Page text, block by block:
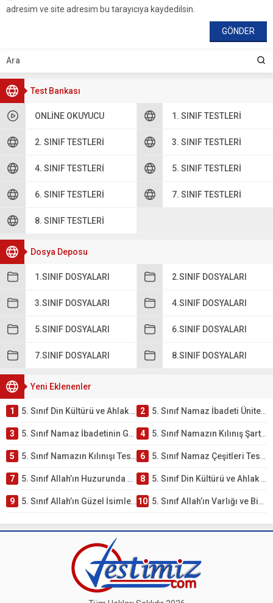
Test Bankası
ONLINE OKUYUCU 1. SINIF TESTLERI
2. SINIF TESTLERI 3. SINIF TESTLERI
4. SINIF TESTLERI 5. SINIF TESTLERI
6. SINIF TESTLERI 7. SINIF TESTLERI
8. SINIF TESTLERI
Dosya Deposu
1.SINIF DOSYALARI 2.SINIF DOSYALARI
3.SINIF DOSYALARI 4.SINIF DOSYALARI
5.SINIF DOSYALARI 6.SINIF DOSYALARI
7.SINIF DOSYALARI 8.SINIF DOSYALARI
Yeni Eklenenler
1 5. Sınıf Din Kültürü ve Ahlak Bilgisi 2. Ünite: Namaz İbadeti Çalışmaları 2 5. Sınıf Namaz İbadeti Ünite Testi – Online Çöz
3 5. Sınıf Namaz İbadetinin Getirdiği Faydalar Testi 4 5. Sınıf Namazın Kılınış Şartları Testi
5 5. Sınıf Namazın Kılınışı Testi – Online Çöz 6 5. Sınıf Namaz Çeşitleri Testi – Online Çöz
7 5. Sınıf Allah’ın Huzurunda Olmak – Namaz İbadeti Testi 8 5. Sınıf Din Kültürü ve Ahlak Bilgisi 1. Ünite: Allah İnancı Çalışmaları
9 5. Sınıf Allah’ın Güzel İsimleri Testi – Online Çöz 10 5. Sınıf Allah’ın Varlığı ve Birliği Testi – Online Çöz
adresim ve site adresim bu tarayıcıya kaydedilsin.